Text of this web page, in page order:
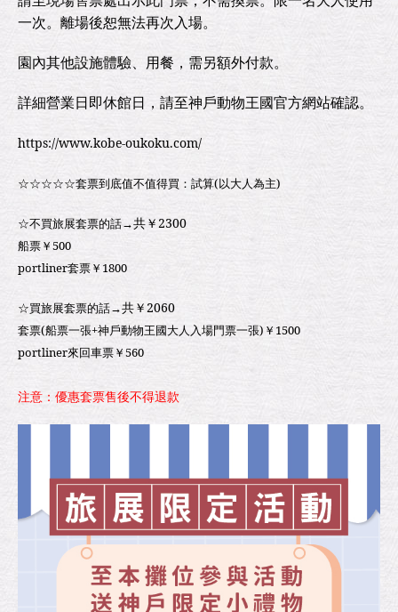
一次。離場後恕無法再次入場。
園內其他設施體驗、用餐，需另額外付款。
詳細營業日即休館日，請至神戶動物王國官方網站確認。
https://www.kobe-oukoku.com/
☆☆☆☆☆套票到底值不值得買：試算(以大人為主)
☆不買旅展套票的話→共￥2300
船票￥500
portliner套票￥1800
☆買旅展套票的話→共￥2060
套票(船票一張+神戶動物王國大人入場門票一張)￥1500
portliner來回車票￥560
注意：優惠套票售後不得退款